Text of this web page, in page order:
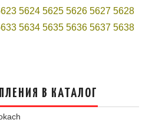
5624 5625 5626 5627 5628
5634 5635 5636 5637 5638
В КАТАЛОГ